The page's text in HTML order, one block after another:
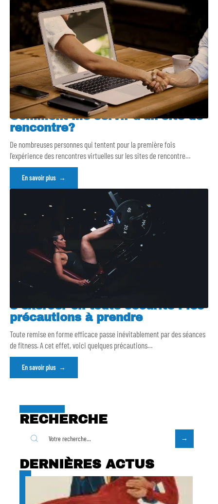
Comment me servir d’un site de
rencontre?
De nombreuses personnes qui tentent pour la première fois
l’expérience des rencontres virtuelles sur les sites de rencontre…
En savoir plus
S’exercer en toute sécurité : les
précautions à prendre
Toute remise en forme efficace passe inévitablement par des séances
de fitness. A cet effet, voici quelques précautions…
En savoir plus
RECHERCHE
DERNIÈRES ACTUS